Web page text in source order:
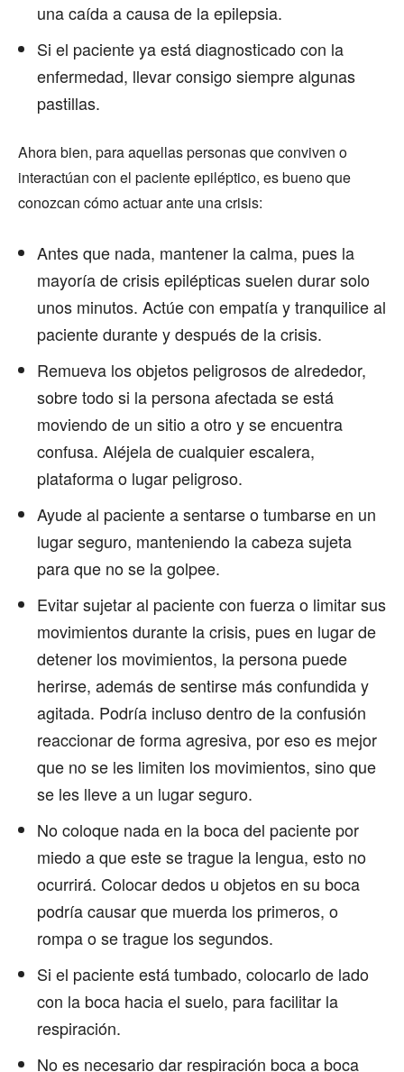
una caída a causa de la epilepsia.
Si el paciente ya está diagnosticado con la
enfermedad, llevar consigo siempre algunas
pastillas.
Ahora bien, para aquellas personas que conviven o
interactúan con el paciente epiléptico, es bueno que
conozcan cómo actuar ante una crisis:
Antes que nada, mantener la calma, pues la
mayoría de crisis epilépticas suelen durar solo
unos minutos. Actúe con empatía y tranquilice al
paciente durante y después de la crisis.
Remueva los objetos peligrosos de alrededor,
sobre todo si la persona afectada se está
moviendo de un sitio a otro y se encuentra
confusa. Aléjela de cualquier escalera,
plataforma o lugar peligroso.
Ayude al paciente a sentarse o tumbarse en un
lugar seguro, manteniendo la cabeza sujeta
para que no se la golpee.
Evitar sujetar al paciente con fuerza o limitar sus
movimientos durante la crisis, pues en lugar de
detener los movimientos, la persona puede
herirse, además de sentirse más confundida y
agitada. Podría incluso dentro de la confusión
reaccionar de forma agresiva, por eso es mejor
que no se les limiten los movimientos, sino que
se les lleve a un lugar seguro.
No coloque nada en la boca del paciente por
miedo a que este se trague la lengua, esto no
ocurrirá. Colocar dedos u objetos en su boca
podría causar que muerda los primeros, o
rompa o se trague los segundos.
Si el paciente está tumbado, colocarlo de lado
con la boca hacia el suelo, para facilitar la
respiración.
No es necesario dar respiración boca a boca